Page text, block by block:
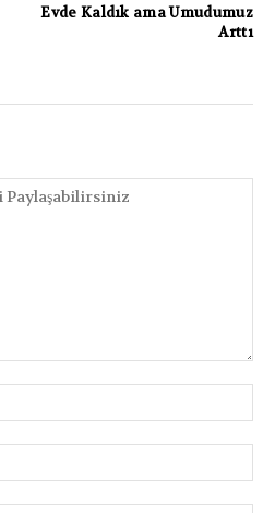
Evde Kaldık ama Umudumuz
Arttı